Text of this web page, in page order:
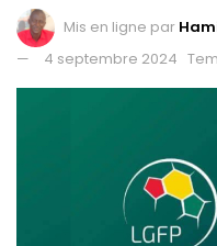
Mis en ligne par
4 septembre 2024